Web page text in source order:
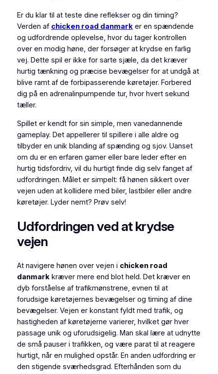
Er du klar til at teste dine reflekser og din timing?
Verden af chicken road danmarker en spændende
og udfordrende oplevelse, hvor du tager kontrollen
over en modig høne, der forsøger at krydse en farlig
vej. Dette spil er ikke for sarte sjæle, da det kræver
hurtig tænkning og præcise bevægelser for at undgå at
blive ramt af de forbipasserende køretøjer. Forbered
dig på en adrenalinpumpende tur, hvor hvert sekund
tæller.
Spillet er kendt for sin simple, men vanedannende
gameplay. Det appellerer til spillere i alle aldre og
tilbyder en unik blanding af spænding og sjov. Uanset
om du er en erfaren gamer eller bare leder efter en
hurtig tidsfordriv, vil du hurtigt finde dig selv fanget af
udfordringen. Målet er simpelt: få hønen sikkert over
vejen uden at kollidere med biler, lastbiler eller andre
køretøjer. Lyder nemt? Prøv selv!
Udfordringen ved at krydse
vejen
At navigere hønen over vejen i chicken road
danmarkkræver mere end blot held. Det kræver en
dyb forståelse af trafikmønstrene, evnen til at
forudsige køretøjernes bevægelser og timing af dine
bevægelser. Vejen er konstant fyldt med trafik, og
hastigheden af køretøjerne varierer, hvilket gør hver
passage unik og uforudsigelig. Man skal lære at udnytte
de små pauser i trafikken, og være parat til at reagere
hurtigt, når en mulighed opstår. En anden udfordring er
den stigende sværhedsgrad. Efterhånden som du